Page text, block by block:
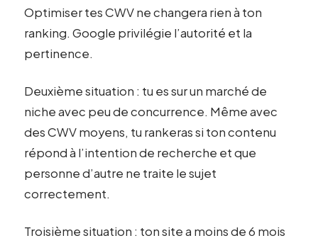
Optimiser tes CWV ne changera rien à ton
ranking. Google privilégie l’autorité et la
pertinence.
Deuxième situation : tu es sur un marché de
niche avec peu de concurrence. Même avec
des CWV moyens, tu rankeras si ton contenu
répond à l’intention de recherche et que
personne d’autre ne traite le sujet
correctement.
Troisième situation : ton site a moins de 6 mois